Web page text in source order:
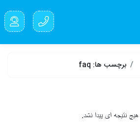
برچسب ها: faq
هیچ نتیجه ای پیدا نشد.